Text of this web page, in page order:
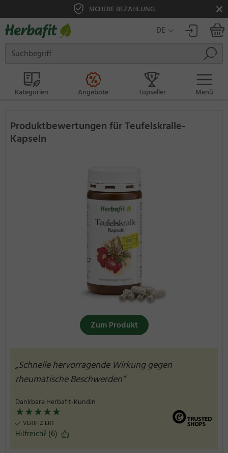
SICHERE BEZAHLUNG
DE
Kategorien Angebote Topseller Menü
Produktbewertungen für Teufelskralle-
Kapseln
Zum Produkt
„Schnelle hervorragende Wirkung gegen
rheumatische Beschwerden”
Dankbare Herbafit-Kundin
★★★★★
VERIFIZIERT
Hilfreich? (6)